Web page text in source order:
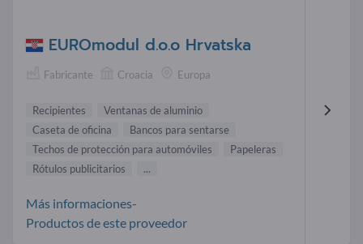
EUROmodul d.o.o Hrvatska
Fabricante Croacia Europa
Recipientes
Ventanas de aluminio
Caseta de oficina
Bancos para sentarse
Techos de protección para automóviles
Papeleras
Rótulos publicitarios
...
Más informaciones-
Productos de este proveedor